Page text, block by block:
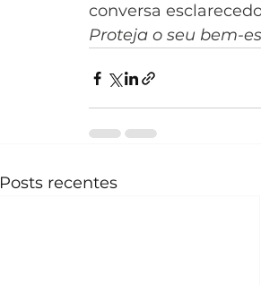
conversa
Proteja o seu bem-
Posts recentes